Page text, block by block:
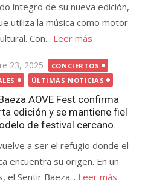
íntegro de su nueva edición,
utiliza la música como motor
Con... Leer más
23, 2025
CONCIERTOS
ÚLTIMAS NOTICIAS
AOVE Fest confirma
edición y se mantiene fiel
de festival cercano.
a ser el refugio donde el
encuentra su origen. En un
el Sentir Baeza... Leer más